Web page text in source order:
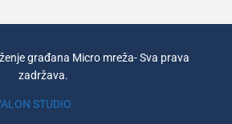
građana Micro mreža- Sva prava
zadržava.
STUDIO